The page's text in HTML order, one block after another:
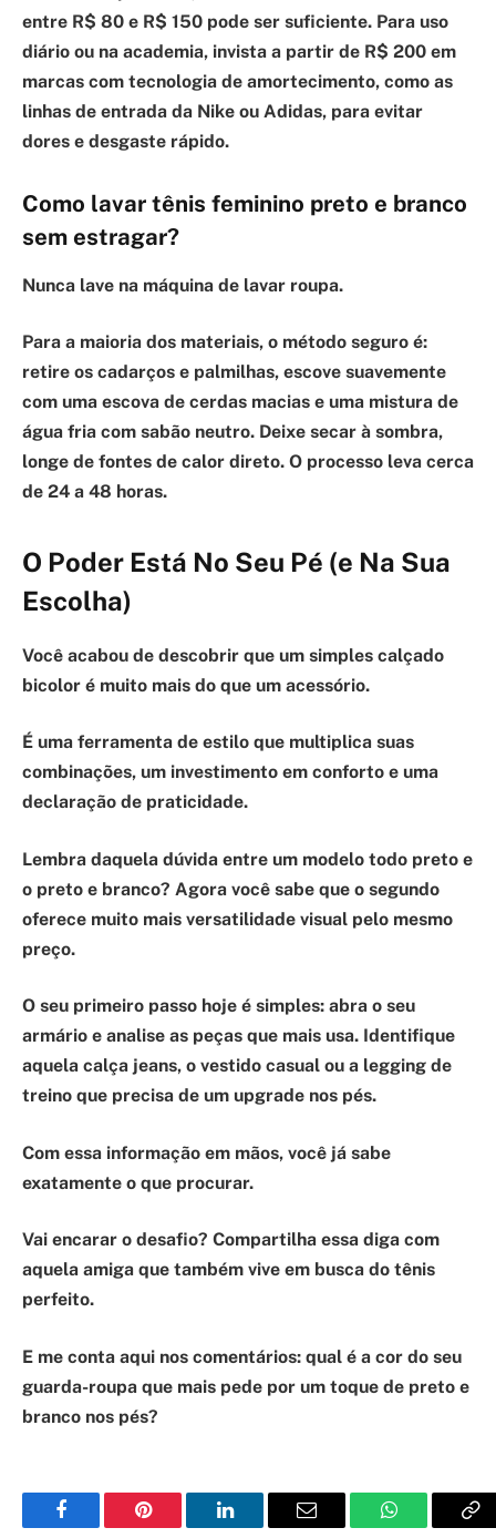
entre R$ 80 e R$ 150 pode ser suficiente. Para uso
diário ou na academia, invista a partir de R$ 200 em
marcas com tecnologia de amortecimento, como as
linhas de entrada da Nike ou Adidas, para evitar
dores e desgaste rápido.
Como lavar tênis feminino preto e branco
sem estragar?
Nunca lave na máquina de lavar roupa.
Para a maioria dos materiais, o método seguro é:
retire os cadarços e palmilhas, escove suavemente
com uma escova de cerdas macias e uma mistura de
água fria com sabão neutro. Deixe secar à sombra,
longe de fontes de calor direto. O processo leva cerca
de 24 a 48 horas.
O Poder Está No Seu Pé (e Na Sua
Escolha)
Você acabou de descobrir que um simples calçado
bicolor é muito mais do que um acessório.
É uma ferramenta de estilo que multiplica suas
combinações, um investimento em conforto e uma
declaração de praticidade.
Lembra daquela dúvida entre um modelo todo preto e
o preto e branco? Agora você sabe que o segundo
oferece muito mais versatilidade visual pelo mesmo
preço.
O seu primeiro passo hoje é simples: abra o seu
armário e analise as peças que mais usa. Identifique
aquela calça jeans, o vestido casual ou a legging de
treino que precisa de um upgrade nos pés.
Com essa informação em mãos, você já sabe
exatamente o que procurar.
Vai encarar o desafio? Compartilha essa diga com
aquela amiga que também vive em busca do tênis
perfeito.
E me conta aqui nos comentários: qual é a cor do seu
guarda-roupa que mais pede por um toque de preto e
branco nos pés?
Facebook Pinterest LinkedIn Email WhatsApp